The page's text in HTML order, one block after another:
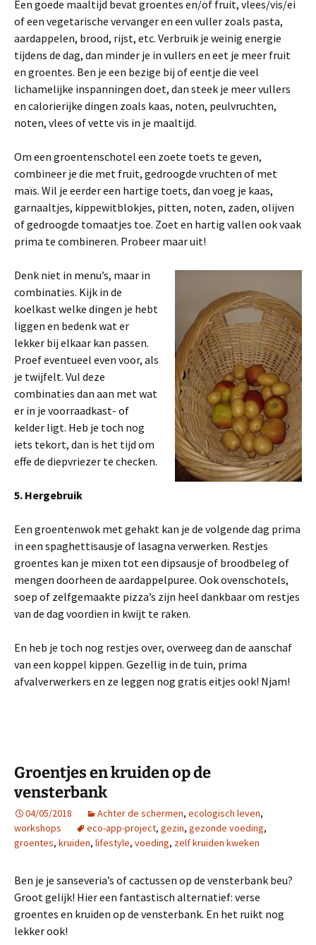
Een goede maaltijd bevat groentes en/of fruit, vlees/vis/ei
of een vegetarische vervanger en een vuller zoals pasta,
aardappelen, brood, rijst, etc. Verbruik je weinig energie
tijdens de dag, dan minder je in vullers en eet je meer fruit
en groentes. Ben je een bezige bij of eentje die veel
lichamelijke inspanningen doet, dan steek je meer vullers
en calorierijke dingen zoals kaas, noten, peulvruchten,
noten, vlees of vette vis in je maaltijd.
Om een groentenschotel een zoete toets te geven,
combineer je die met fruit, gedroogde vruchten of met
maïs. Wil je eerder een hartige toets, dan voeg je kaas,
garnaaltjes, kippewitblokjes, pitten, noten, zaden, olijven
of gedroogde tomaatjes toe. Zoet en hartig vallen ook vaak
prima te combineren. Probeer maar uit!
Denk niet in menu’s, maar in
combinaties. Kijk in de
koelkast welke dingen je hebt
liggen en bedenk wat er
lekker bij elkaar kan passen.
Proef eventueel even voor, als
je twijfelt. Vul deze
combinaties dan aan met wat
er in je voorraadkast- of
kelder ligt. Heb je toch nog
iets tekort, dan is het tijd om
effe de diepvriezer te checken.
5. Hergebruik
Een groentenwok met gehakt kan je de volgende dag prima
in een spaghettisausje of lasagna verwerken. Restjes
groentes kan je mixen tot een dipsausje of broodbeleg of
mengen doorheen de aardappelpuree. Ook ovenschotels,
soep of zelfgemaakte pizza’s zijn heel dankbaar om restjes
van de dag voordien in kwijt te raken.
En heb je toch nog restjes over, overweeg dan de aanschaf
van een koppel kippen. Gezellig in de tuin, prima
afvalverwerkers en ze leggen nog gratis eitjes ook! Njam!
Groentjes en kruiden op de
vensterbank
04/05/2018 Achter de schermen, ecologisch leven,
workshops
eco-app-project, gezin, gezonde voeding,
groentes, kruiden, lifestyle, voeding, zelf kruiden kweken
Ben je je sanseveria’s of cactussen op de vensterbank beu?
Groot gelijk! Hier een fantastisch alternatief: verse
groentes en kruiden op de vensterbank. En het ruikt nog
lekker ook!